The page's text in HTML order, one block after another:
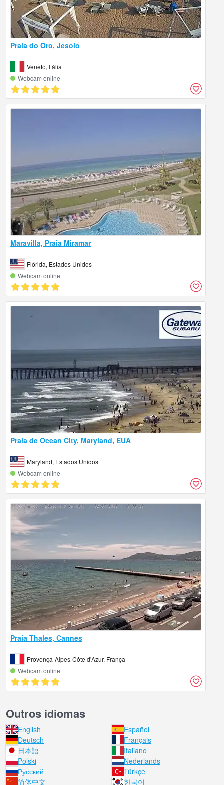
Praia do Oro, Jesolo
Veneto, Itália
Webcam online
Maravilla, Praia Miramar
Flórida, Estados Unidos
Webcam online
Praia de Ocean City, Maryland, EUA
Maryland, Estados Unidos
Webcam online
Praia Thales, Cannes
Provença-Alpes-Côte d'Azur, França
Webcam online
Outros idiomas
English
Español
Deutsch
Français
日本語
Italiano
Polski
Nederlands
Русский
Türkçe
简体中文
한국어